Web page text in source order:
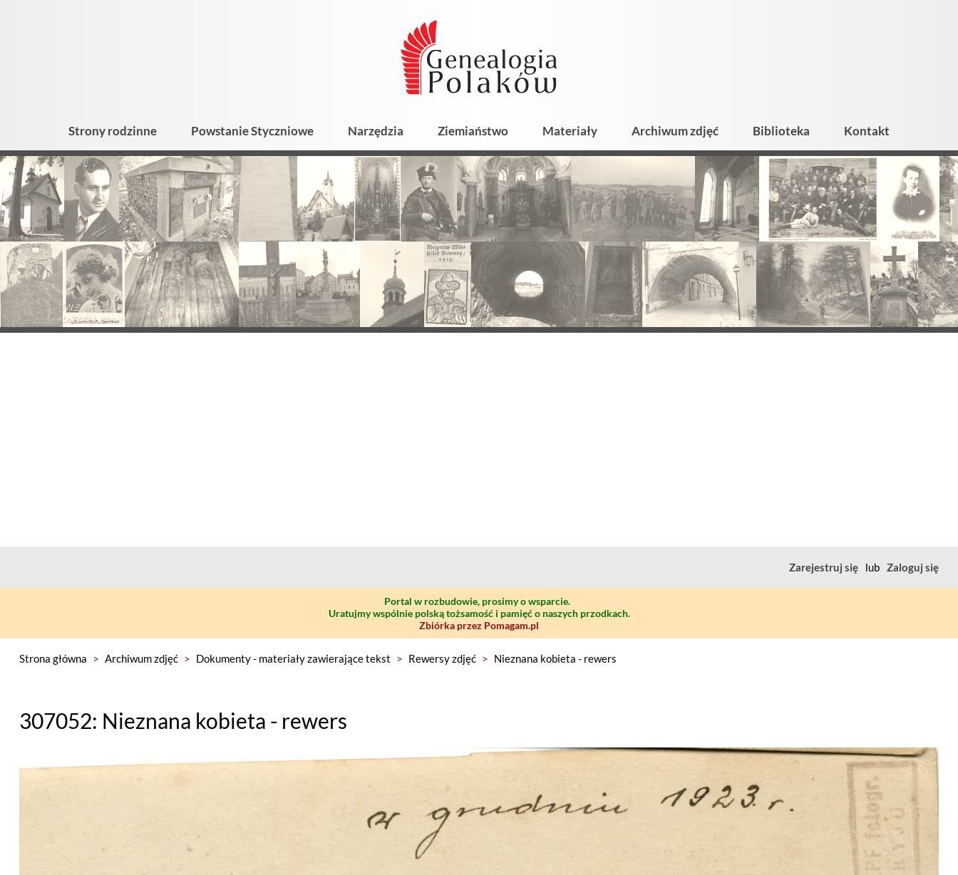
Strony rodzinne Powstanie Styczniowe Narzędzia Ziemiaństwo Materiały Archiwum zdjęć Biblioteka Kontakt
Zarejestruj się lub Zaloguj się
Portal w rozbudowie, prosimy o wsparcie.
Uratujmy wspólnie polską tożsamość i pamięć o naszych przodkach.
Zbiórka przez Pomagam.pl
Strona główna > Archiwum zdjęć > Dokumenty - materiały zawierające tekst > Rewersy zdjęć > Nieznana kobieta - rewers
307052: Nieznana kobieta - rewers